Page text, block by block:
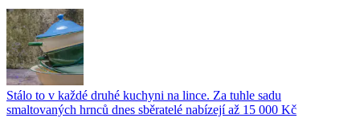
Stálo to v každé druhé kuchyni na lince. Za tuhle sadu
smaltovaných hrnců dnes sběratelé nabízejí až 15 000 Kč